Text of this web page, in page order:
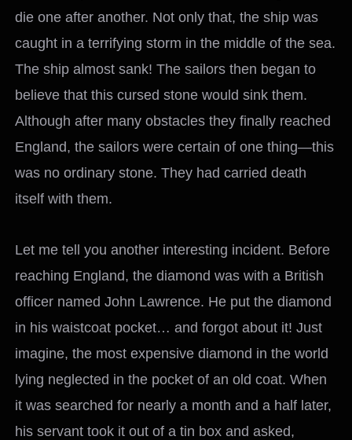
die one after another. Not only that, the ship was
caught in a terrifying storm in the middle of the sea.
The ship almost sank! The sailors then began to
believe that this cursed stone would sink them.
Although after many obstacles they finally reached
England, the sailors were certain of one thing—this
was no ordinary stone. They had carried death
itself with them.
Let me tell you another interesting incident. Before
reaching England, the diamond was with a British
officer named John Lawrence. He put the diamond
in his waistcoat pocket… and forgot about it! Just
imagine, the most expensive diamond in the world
lying neglected in the pocket of an old coat. When
it was searched for nearly a month and a half later,
his servant took it out of a tin box and asked,